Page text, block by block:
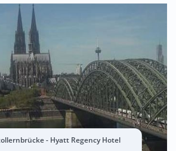
- Hyatt Regency Hotel